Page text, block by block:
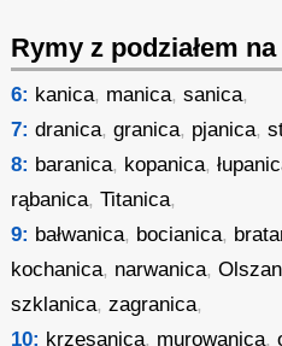
Rymy z podziałem
6: kanica, manica,sanica,
7: dranica,granica, pjanica,
8: baranica, kopanica,
rąbanica,Titanica,
9: bałwanica, bocianica,
kochanica, narwanica,
szklanica,zagranica,
10: krzesanica, murowanica,